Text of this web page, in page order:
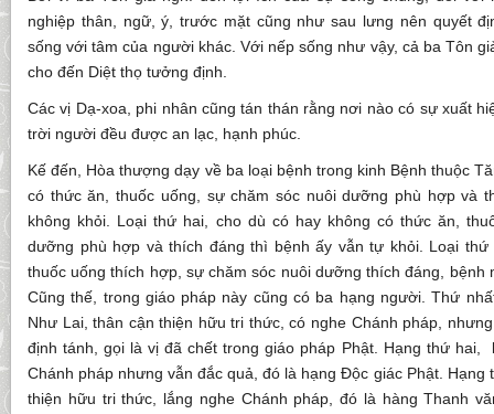
nghiệp thân, ngữ, ý, trước mặt cũng như sau lưng nên quyết
sống với tâm của người khác. Với nếp sống như vậy, cả ba Tôn
cho đến Diệt thọ tưởng định.
Các vị Dạ-xoa, phi nhân cũng tán thán rằng nơi nào có sự xuất
trời người đều được an lạc, hạnh phúc.
Kế đến, Hòa thượng dạy về ba loại bệnh trong kinh Bệnh thuộc
có thức ăn, thuốc uống, sự chăm sóc nuôi dưỡng phù hợp và
không khỏi. Loại thứ hai, cho dù có hay không có thức ăn,
dưỡng phù hợp và thích đáng thì bệnh ấy vẫn tự khỏi. Loại
thuốc uống thích hợp, sự chăm sóc nuôi dưỡng thích đáng, bệnh
Cũng thế, trong giáo pháp này cũng có ba hạng người. Thứ
Như Lai, thân cận thiện hữu tri thức, có nghe Chánh pháp,
định tánh, gọi là vị đã chết trong giáo pháp Phật. Hạng thứ hai,
Chánh pháp nhưng vẫn đắc quả, đó là hạng Độc giác Phật. Hạng
thiện hữu tri thức, lắng nghe Chánh pháp, đó là hàng Thanh